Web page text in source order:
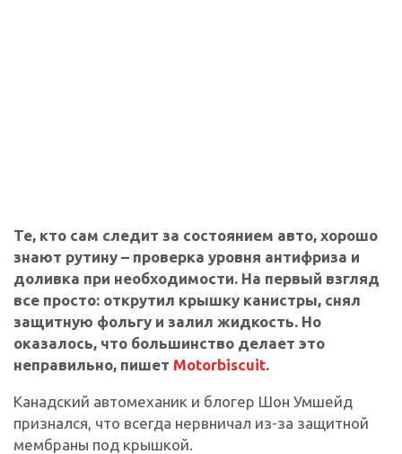
Те, кто сам следит за состоянием авто, хорошо
знают рутину – проверка уровня антифриза и
доливка при необходимости. На первый взгляд
все просто: открутил крышку канистры, снял
защитную фольгу и залил жидкость. Но
оказалось, что большинство делает это
неправильно, пишет Motorbiscuit.
Канадский автомеханик и блогер Шон Умшейд
признался, что всегда нервничал из-за защитной
мембраны под крышкой.